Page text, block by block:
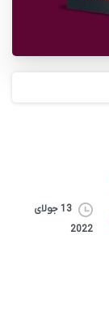
13 جولای
2022